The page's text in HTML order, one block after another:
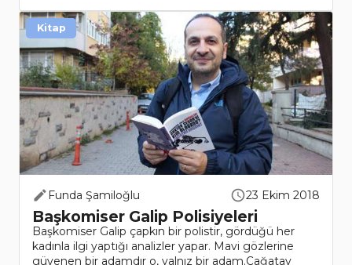
Funda Şamiloğlu 23 Ekim 2018
Başkomiser Galip Polisiyeleri
Başkomiser Galip çapkın bir polistir, gördüğü her
kadınla ilgi yaptığı analizler yapar. Mavi gözlerine
güvenen bir adamdır o, yalnız bir adam.Çağatay
Kitap